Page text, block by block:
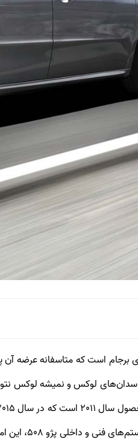
لوکس و نمیشه لوکس نتوانستند خود
لوکس فرانسوی فراهم ساخته است تا با استفاده از خدمات تخصصی